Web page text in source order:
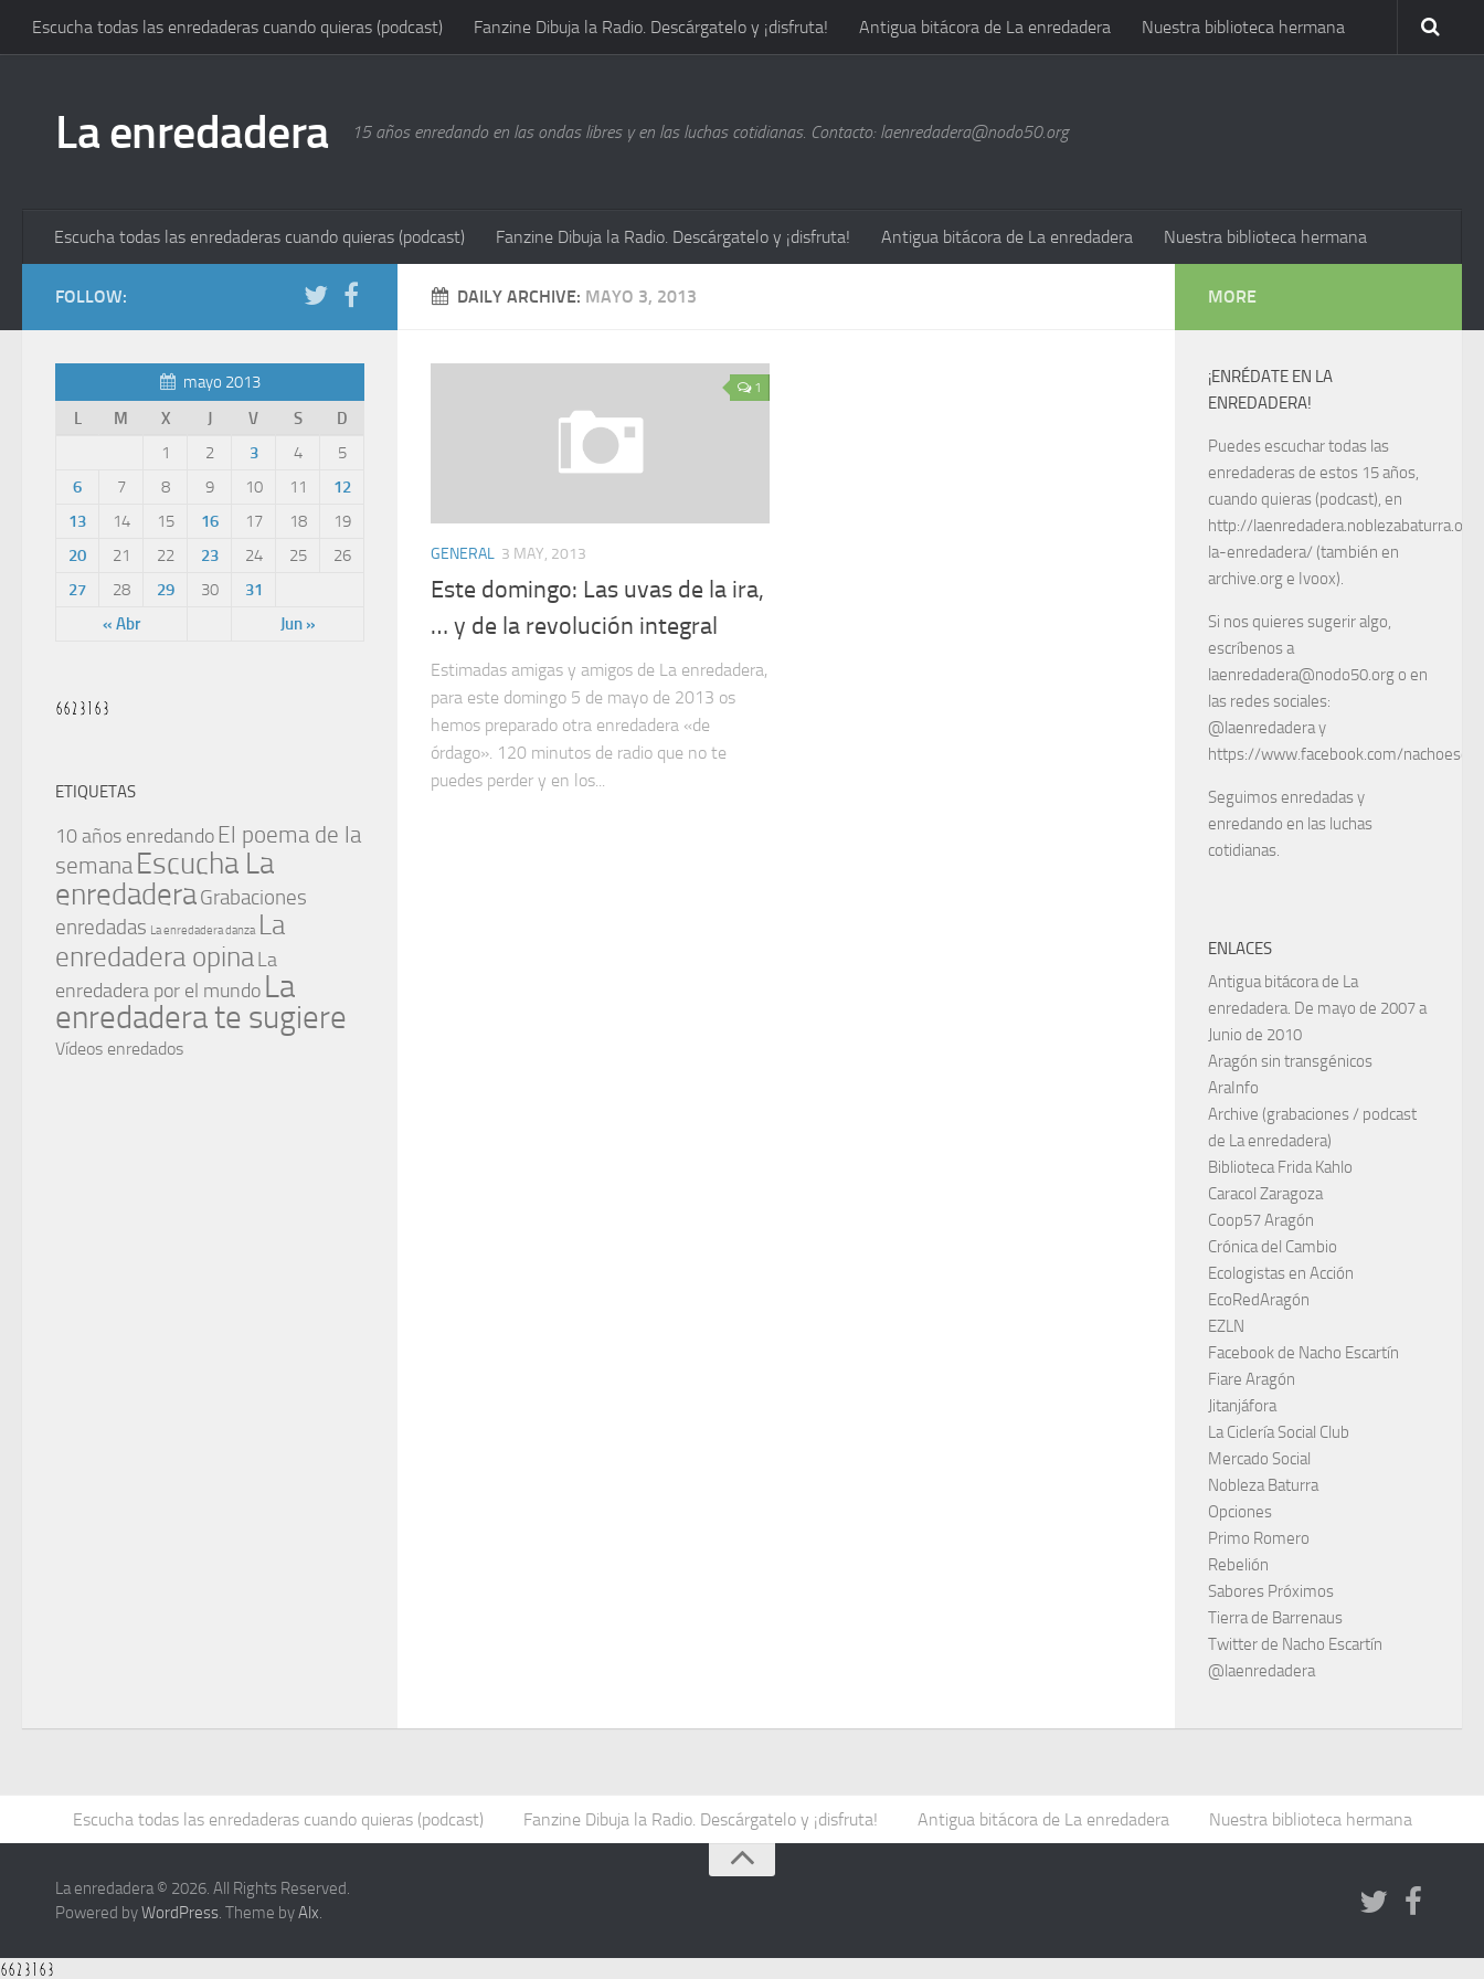
Escucha todas las enredaderas cuando quieras (podcast) Fanzine Dibuja la Radio. Descárgatelo y ¡disfruta! Antigua bitácora de La enredadera Nuestra biblioteca hermana
La enredadera 15 años enredando en las ondas libres y en las luchas cotidianas. Contacto: laenredadera@nodo50.org
Escucha todas las enredaderas cuando quieras (podcast) Fanzine Dibuja la Radio. Descárgatelo y ¡disfruta! Antigua bitácora de La enredadera Nuestra biblioteca hermana
DAILY ARCHIVE: MAYO 3, 2013
1
GENERAL 3 MAY, 2013
Este domingo: Las uvas de la ira,
… y de la revolución integral
Estimadas amigas y amigos de La enredadera,
para este domingo 5 de mayo de 2013 os
hemos preparado otra enredadera «de
órdago». 120 minutos de radio que no te
puedes perder y en los...
FOLLOW:
mayo 2013
L
M X J V S D
« Abr Jun »
1 2 3 4
5
6
7 8 9 10 11
12
13
14 15 16 17 18
19
20
21 22 23 24 25
26
27
28 29 30 31
ETIQUETAS
10 años enredando El poema de la
semana Escucha La
enredaderaGrabaciones
enredadas La enredadera danza La
enredadera opina La
enredadera por el mundo La
enredadera te sugiere
Vídeos enredados
MORE
¡ENRÉDATE EN LA
ENREDADERA!
Puedes escuchar todas las
enredaderas de estos 15 años,
cuando quieras (podcast), en
http://
la-enredadera/ (también en
archive.org e Ivoox).
Si nos quieres sugerir algo,
escríbenos a
laenredadera@nodo50.org o en
las redes sociales:
@laenredadera y
https://www.facebook.com/
Seguimos enredadas y
enredando en las luchas
cotidianas.
ENLACES
Antigua bitácora de La
enredadera. De mayo de 2007 a
Junio de 2010
Aragón sin transgénicos
AraInfo
Archive (grabaciones / podcast
de La enredadera)
Biblioteca Frida Kahlo
Caracol Zaragoza
Coop57 Aragón
Crónica del Cambio
Ecologistas en Acción
EcoRedAragón
EZLN
Facebook de Nacho Escartín
Fiare Aragón
Jitanjáfora
La Ciclería Social Club
Mercado Social
Nobleza Baturra
Opciones
Primo Romero
Rebelión
Sabores Próximos
Tierra de Barrenaus
Twitter de Nacho Escartín
@laenredadera
Escucha todas las enredaderas cuando quieras (podcast) Fanzine Dibuja la Radio. Descárgatelo y ¡disfruta! Antigua bitácora de La enredadera Nuestra biblioteca hermana
La enredadera © 2026. All Rights Reserved.
Powered byWordPress. Theme byAlx.